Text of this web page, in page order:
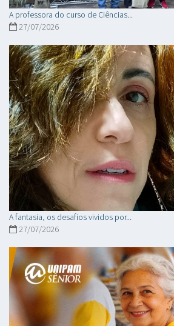
A professora do curso de Ciências...
27/07/2026
A fantasia, os desafios vividos por...
27/07/2026